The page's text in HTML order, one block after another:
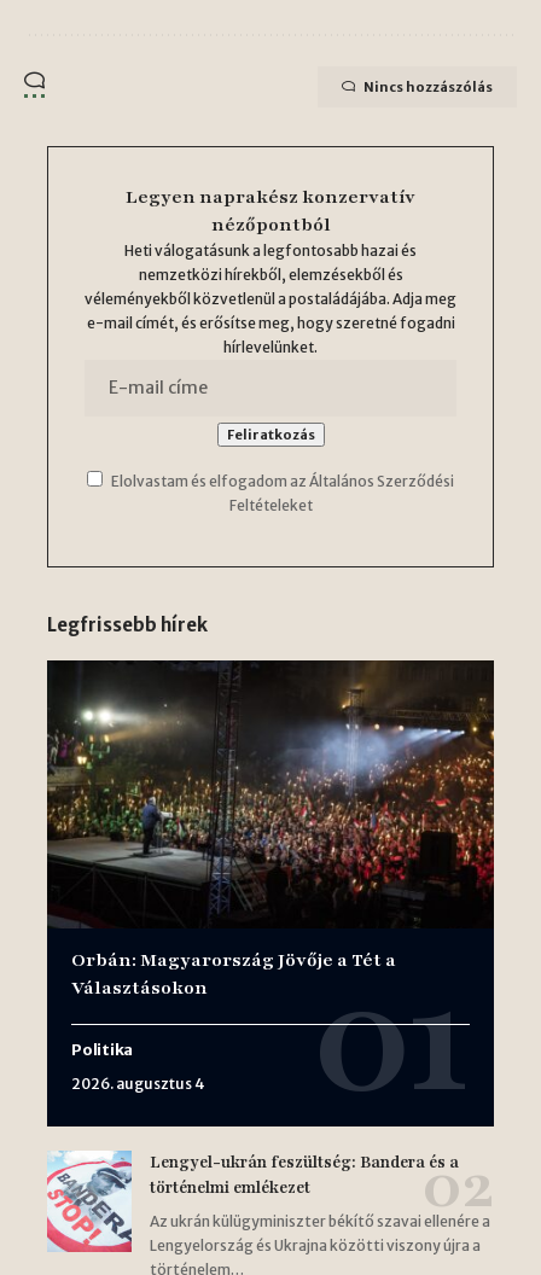
Nincs hozzászólás
Legyen naprakész konzervatív
nézőpontból
Heti válogatásunk a legfontosabb hazai és
nemzetközi hírekből, elemzésekből és
véleményekből közvetlenül a postaládájába. Adja meg
e-mail címét, és erősítse meg, hogy szeretné fogadni
hírlevelünket.
Elolvastam és elfogadom az Általános Szerződési
Feltételeket
Legfrissebb hírek
Orbán: Magyarország Jövője a Tét a
Választásokon
Politika
2026. augusztus 4
Lengyel-ukrán feszültség: Bandera és a
történelmi emlékezet
Az ukrán külügyminiszter békítő szavai ellenére a
Lengyelország és Ukrajna közötti viszony újra a
történelem…